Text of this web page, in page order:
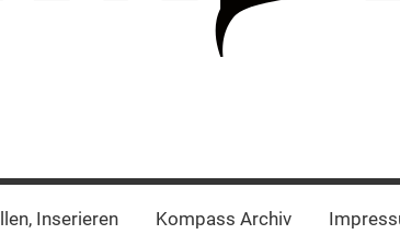
Inserieren Kompass Archiv